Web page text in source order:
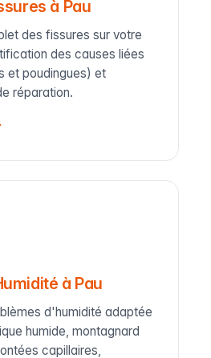
à Pau
des fissures sur votre
des causes liées
et poudingues) et
réparation.
à Pau
d'humidité adaptée
humide, montagnard
capillaires,